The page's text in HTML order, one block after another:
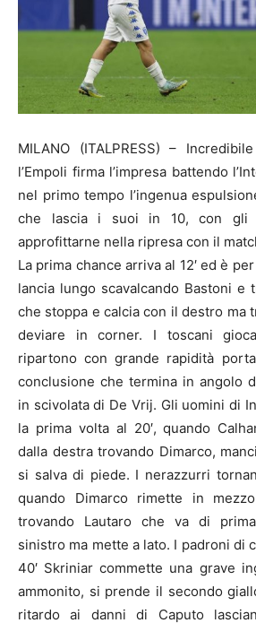
MILANO (ITALPRESS) –
l’Empoli firma l’impresa battendo
nel primo tempo l’ingenua
che lascia i suoi in 10, con gli
approfittarne nella ripresa con il
La prima chance arriva al 12′ ed è
lancia lungo scavalcando Bastoni e
che stoppa e calcia con il destro ma
deviare in corner. I toscani
ripartono con grande rapidità
conclusione che termina in angolo
in scivolata di De Vrij. Gli uomini di
la prima volta al 20′, quando
dalla destra trovando Dimarco,
si salva di piede. I nerazzurri
quando Dimarco rimette in
trovando Lautaro che va di
sinistro ma mette a lato. I padroni di
40′ Skriniar commette una grave
ammonito, si prende il secondo
ritardo ai danni di Caputo